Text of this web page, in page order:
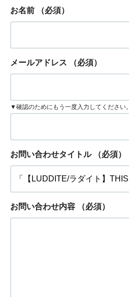
お名前 （必須）
メールアドレス （必須）
▼確認のためにもう一度入力してください。
お問い合わせタイトル （必須）
お問い合わせ内容 （必須）